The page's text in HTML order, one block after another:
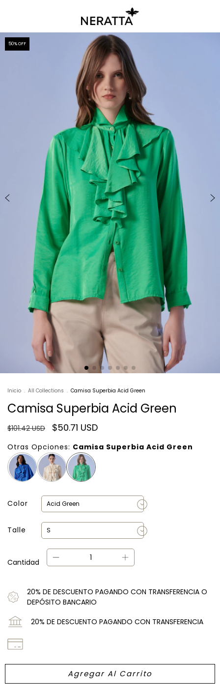
50% OFF
Inicio . All Collections . Camisa Superbia Acid Green
Camisa Superbia Acid Green
$101.42 USD $50.71 USD
Otras Opciones: Camisa Superbia Acid Green
Color
Talle
Cantidad
20% DE DESCUENTO PAGANDO CON TRANSFERENCIA O
DEPÓSITO BANCARIO
20% DE DESCUENTO PAGANDO CON TRANSFERENCIA